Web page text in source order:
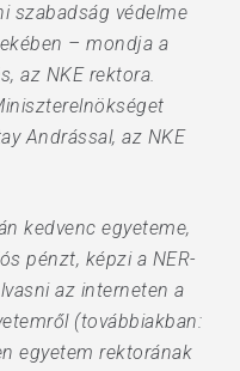
szabadság védelme
– mondja a
az NKE rektora.
Andrással, az NKE
kedvenc egyeteme,
pénzt, képzi a NER-
az interneten a
(továbbiakban:
egyetem rektorának